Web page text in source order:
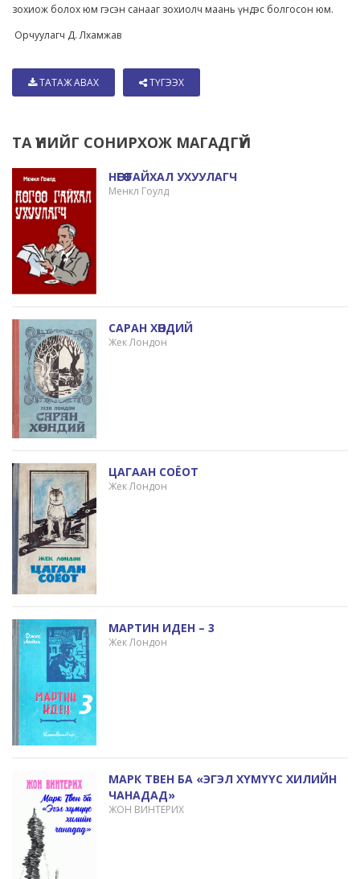
зохиож болох юм гэсэн санааг зохиолч маань үндэс болгосон юм.
Орчуулагч Д. Лхамжав
ТАТАЖ АВАХ ТҮГЭЭХ
ТА ҮҮНИЙГ СОНИРХОЖ МАГАДГҮЙ
НӨГӨӨ ГАЙХАЛ УХУУЛАГЧ
Менкл Гоулд
САРАН ХӨНДИЙ
Жек Лондон
ЦАГААН СОЁОТ
Жек Лондон
МАРТИН ИДЕН – 3
Жек Лондон
МАРК ТВЕН БА «ЭГЭЛ ХҮМҮҮС ХИЛИЙН
ЧАНАДАД»
ЖОН ВИНТЕРИХ